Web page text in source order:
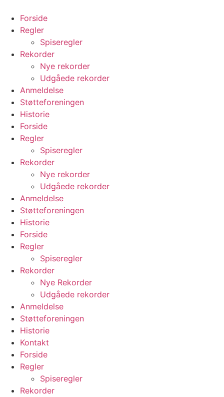
indhold
Forside
Regler
Spiseregler
Rekorder
Nye rekorder
Udgåede rekorder
Anmeldelse
Støtteforeningen
Historie
Forside
Regler
Spiseregler
Rekorder
Nye rekorder
Udgåede rekorder
Anmeldelse
Støtteforeningen
Historie
Forside
Regler
Spiseregler
Rekorder
Nye Rekorder
Udgåede rekorder
Anmeldelse
Støtteforeningen
Historie
Kontakt
Forside
Regler
Spiseregler
Rekorder